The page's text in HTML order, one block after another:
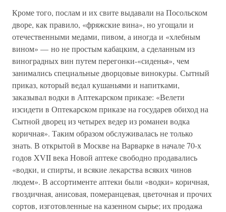
Кроме того, послам и их свите выдавали на Посольском
дворе, как правило, «фряжские вина», но угощали и
отечественными медами, пивом, а иногда и «хлебным
вином» — но не простым кабацким, а сделанным из
виноградных вин путем перегонки-«сиденья», чем
занимались специальные дворцовые винокуры. Сытный
приказ, который ведал кушаньями и напитками,
заказывал водки в Аптекарском приказе: «Велети
изсидети в Оптекарском приказе на государев обиход на
Сытной дворец из четырех ведер из романеи водка
коричная». Таким образом обслуживалась не только
знать. В открытой в Москве на Варварке в начале 70-х
годов XVII века Новой аптеке свободно продавались
«водки, и спирты, и всякие лекарства всяких чинов
людем». В ассортименте аптеки были «водки» коричная,
гвоздичная, анисовая, померанцевая, цветочная и прочих
сортов, изготовленные на казенном сырье; их продажа